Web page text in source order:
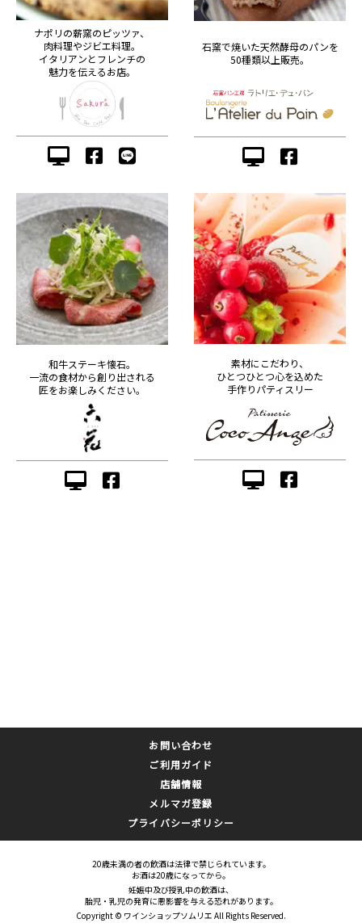
ナポリの薪窯のピッツァ、
肉料理やジビエ料理。
イタリアンとフレンチの
魅力を伝えるお店。
石窯で焼いた天然酵母のパンを
50種類以上販売。
和牛ステーキ懐石。
一流の食材から創り出される
匠をお楽しみください。
素材にこだわり、
ひとつひとつ心を込めた
手作りパティスリー
お問い合わせ
ご利用ガイド
店舗情報
メルマガ登録
プライバシーポリシー
20歳未満の者の飲酒は法律で禁じられています。
お酒は20歳になってから。
妊娠中及び授乳中の飲酒は、
胎児・乳児の発育に悪影響を与える恐れがあります。
Copyright © ワインショップソムリエ All Rights Reserved.